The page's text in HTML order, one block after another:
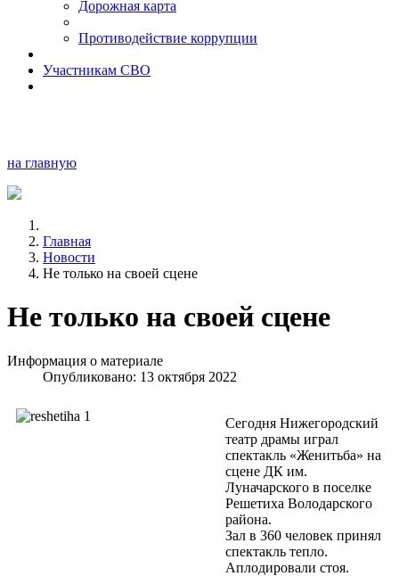
Дорожная карта
Противодействие коррупции
Участникам СВО
на главную
Главная
Новости
Не только на своей сцене
Не только на своей сцене
Информация о материале
Опубликовано: 13 октября 2022
Сегодня Нижегородский
театр драмы играл
спектакль «Женитьба» на
сцене ДК им.
Луначарского в поселке
Решетиха Володарского
района.
Зал в 360 человек принял
спектакль тепло.
Аплодировали стоя.